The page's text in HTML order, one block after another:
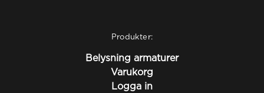
Produkter:
Belysning armaturer
Varukorg
Logga in